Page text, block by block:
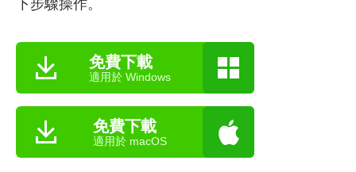
下步驟操作。
免費下載
適用於 Windows
免費下載
適用於 macOS